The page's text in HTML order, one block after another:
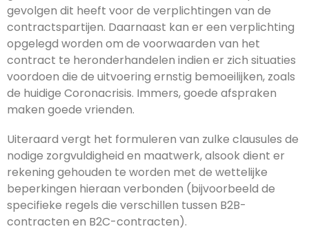
gevolgen dit heeft voor de verplichtingen van de
contractspartijen. Daarnaast kan er een verplichting
opgelegd worden om de voorwaarden van het
contract te heronderhandelen indien er zich situaties
voordoen die de uitvoering ernstig bemoeilijken, zoals
de huidige Coronacrisis. Immers, goede afspraken
maken goede vrienden.
Uiteraard vergt het formuleren van zulke clausules de
nodige zorgvuldigheid en maatwerk, alsook dient er
rekening gehouden te worden met de wettelijke
beperkingen hieraan verbonden (bijvoorbeeld de
specifieke regels die verschillen tussen B2B-
contracten en B2C-contracten).